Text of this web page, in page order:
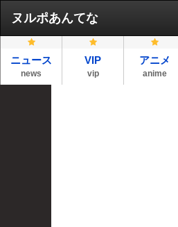
ヌルポあんてな
ニュース
news
VIP
vip
アニメ
anime